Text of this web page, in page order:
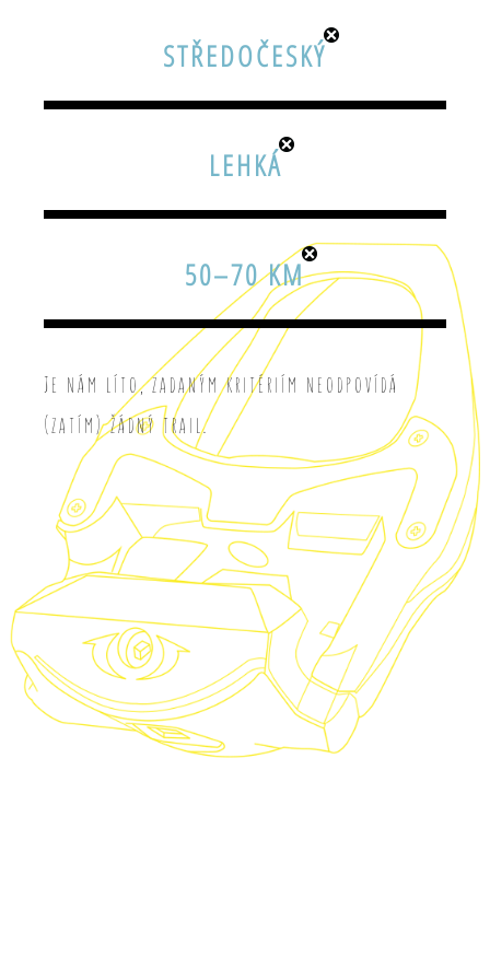
STŘEDOČESKÝ
LEHKÁ
50–70 KM
Je nám líto, zadaným kritériím neodpovídá
(zatím) žádný trail.